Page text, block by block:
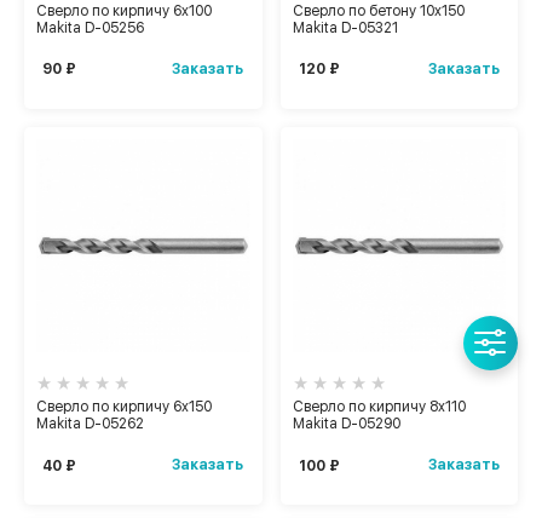
Сверло по кирпичу 6x100
Makita D-05256
90 ₽ Заказать
Сверло по бетону 10x150
Makita D-05321
120 ₽ Заказать
Сверло по кирпичу 6x150
Makita D-05262
40 ₽ Заказать
Сверло по кирпичу 8x110
Makita D-05290
100 ₽ Заказать